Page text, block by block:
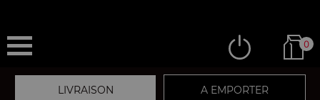
0
LIVRAISON A EMPORTER